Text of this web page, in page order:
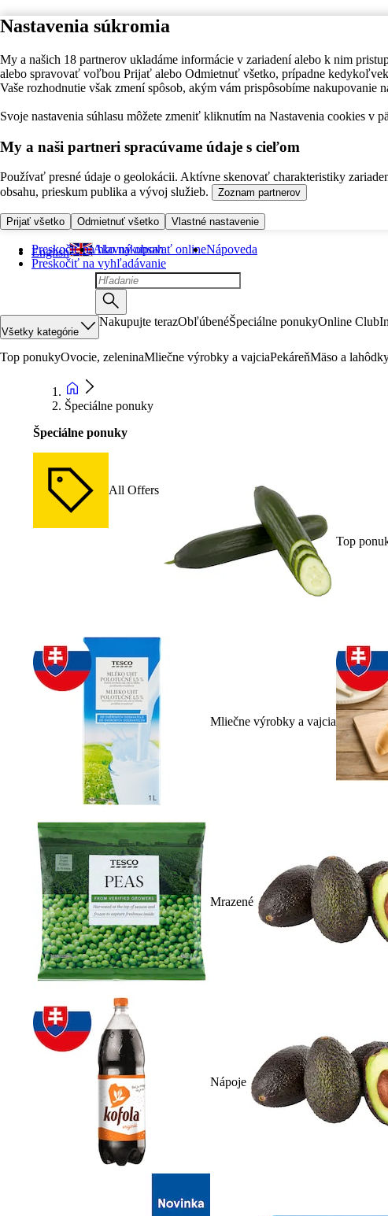
Nastavenia súkromia
My a našich 18 partnerov ukladáme informácie v zariadení alebo k nim
alebo spravovať voľbou Prijať alebo Odmietnuť všetko, prípadne
Vaše rozhodnutie však zmení spôsob, akým vám prispôsobíme nakupovanie
Svoje nastavenia súhlasu môžete zmeniť kliknutím na Nastavenia cookies v
My a naši partneri spracúvame údaje s cieľom
Používať presné údaje o geolokácii. Aktívne skenovať charakteristiky
obsahu, prieskum publika a vývoj služieb.
Zoznam partnerov
Prijať všetko Odmietnuť všetko Vlastné nastavenie
Preskočiť na hlavný obsah
Preskočiť na vyhľadávanie
English Ako nakupovať onlineNápoveda
Všetky kategórie
Nakupujte terazObľúbenéŠpeciálne ponukyOnline Club
Top ponukyOvocie, zeleninaMliečne výrobky a vajciaPekáreňMäso a
Špeciálne ponuky
Špeciálne ponuky
All Offers
Top
Mliečne výrobky a vajcia
Mrazené
Nápoje